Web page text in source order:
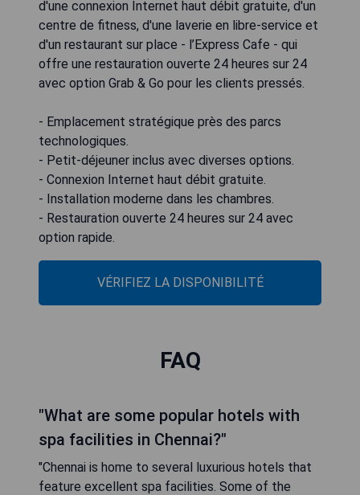
d'une connexion Internet haut débit gratuite, d'un
centre de fitness, d'une laverie en libre-service et
d'un restaurant sur place - l’Express Cafe - qui
offre une restauration ouverte 24 heures sur 24
avec option Grab & Go pour les clients pressés.
- Emplacement stratégique près des parcs
technologiques.
- Petit-déjeuner inclus avec diverses options.
- Connexion Internet haut débit gratuite.
- Installation moderne dans les chambres.
- Restauration ouverte 24 heures sur 24 avec
option rapide.
VÉRIFIEZ LA DISPONIBILITÉ
FAQ
"What are some popular hotels with
spa facilities in Chennai?"
"Chennai is home to several luxurious hotels that
feature excellent spa facilities. Some of the